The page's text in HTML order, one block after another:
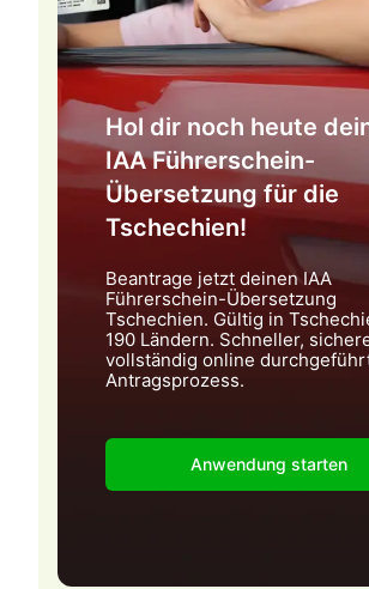
Hol dir noch heute
IAA Führerschein-
Übersetzung für die
Tschechien!
Beantrage jetzt deinen IAA
Führerschein-Übersetzung
Tschechien. Gültig in
190 Ländern. Schneller,
vollständig online
Antragsprozess.
Anwendung starten